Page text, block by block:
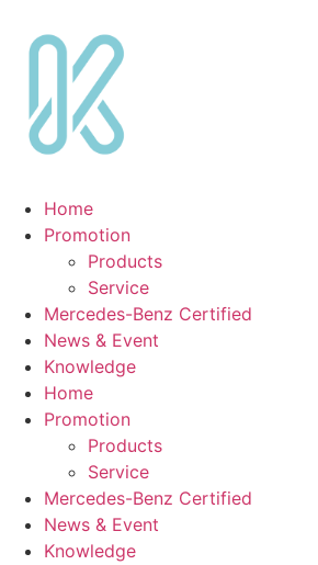
Home
Promotion
Products
Service
Mercedes-Benz Certified
News & Event
Knowledge
Home
Promotion
Products
Service
Mercedes-Benz Certified
News & Event
Knowledge